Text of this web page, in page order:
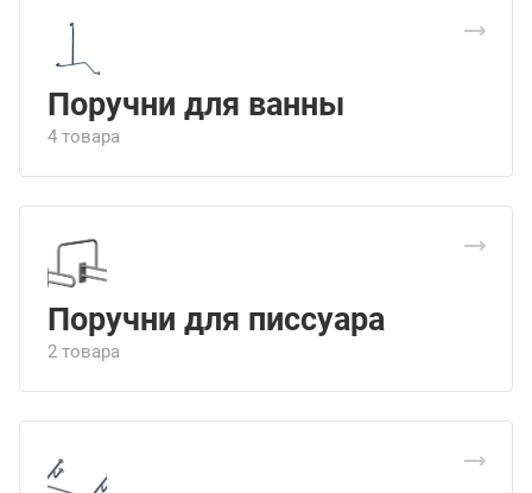
Поручни для ванны
4 товара
Поручни для писсуара
2 товара